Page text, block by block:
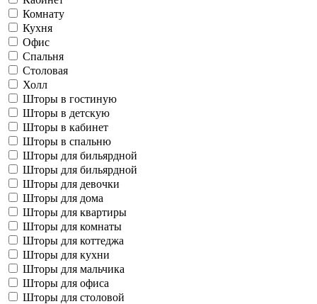
Комнату
Кухня
Офис
Спальня
Столовая
Холл
Шторы в гостиную
Шторы в детскую
Шторы в кабинет
Шторы в спальню
Шторы для бильярдной
Шторы для бильярдной
Шторы для девочки
Шторы для дома
Шторы для квартиры
Шторы для комнаты
Шторы для коттеджа
Шторы для кухни
Шторы для мальчика
Шторы для офиса
Шторы для столовой